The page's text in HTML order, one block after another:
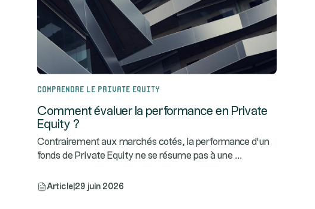
Comprendre le Private Equity
Comment évaluer la performance en Private
Equity ?
Contrairement aux marchés cotés, la performance d’un
fonds de Private Equity ne se résume pas à une ...
Article 29 juin 2026